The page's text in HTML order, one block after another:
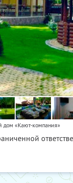
дом «Кают-компания»